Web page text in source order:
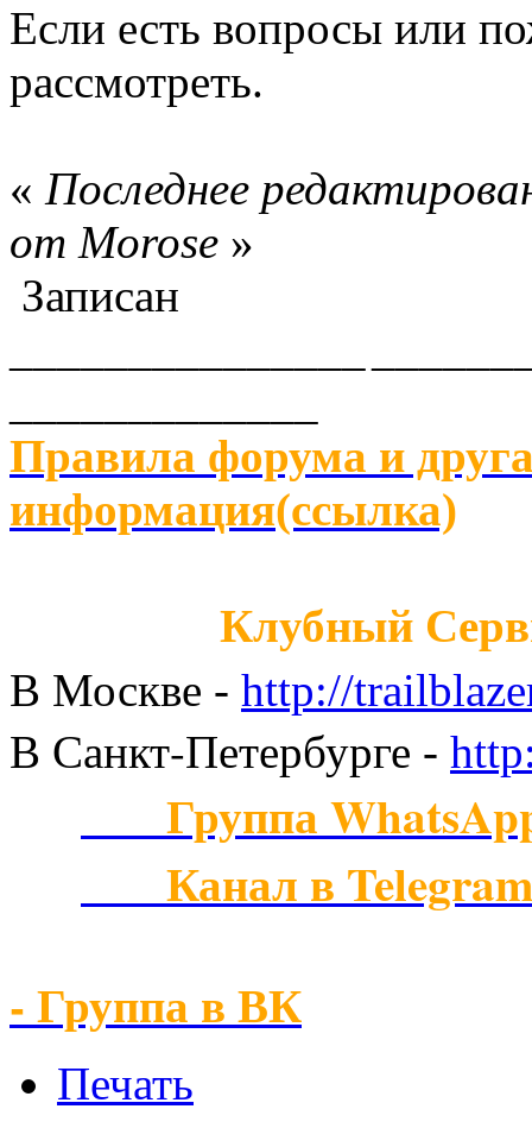
Если есть вопросы или
рассмотреть.
« Последнее
от Morose »
Записан
Правила форума и
информация(ссылка)
Клубный
В Москве - http://
В Санкт-Петербурге -
Группа
Канал в
- Группа в ВК
Печать